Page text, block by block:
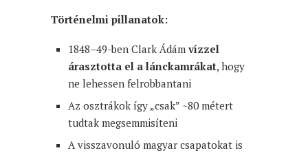
Történelmi pillanatok:
1848–49-ben Clark Ádám vízzel
árasztotta el a lánckamrákat, hogy
ne lehessen felrobbantani
Az osztrákok így „csak” ~80 métert
tudtak megsemmisíteni
A visszavonuló magyar csapatokat is